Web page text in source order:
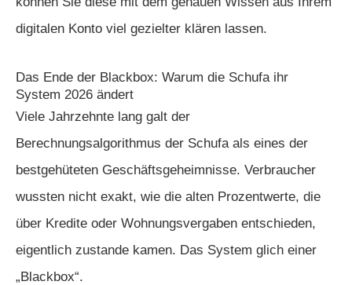
digitalen Konto viel gezielter klären lassen.
Das Ende der Blackbox: Warum die Schufa ihr
System 2026 ändert
Viele Jahrzehnte lang galt der
Berechnungsalgorithmus der Schufa als eines der
bestgehüteten Geschäftsgeheimnisse. Verbraucher
wussten nicht exakt, wie die alten Prozentwerte, die
über Kredite oder Wohnungsvergaben entschieden,
eigentlich zustande kamen. Das System glich einer
„Blackbox“.